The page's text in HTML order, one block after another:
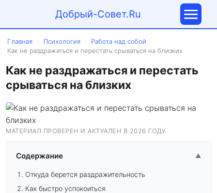
Добрый-Совет.Ru
Главная Психология Работа над собой
Как не раздражаться и перестать срываться на близких
Как не раздражаться и перестать
срываться на близких
МАТЕРИАЛ ПРОВЕРЕН И АКТУАЛЕН В 2026 ГОДУ
Содержание ▲
Откуда берется раздражительность
Как быстро успокоиться